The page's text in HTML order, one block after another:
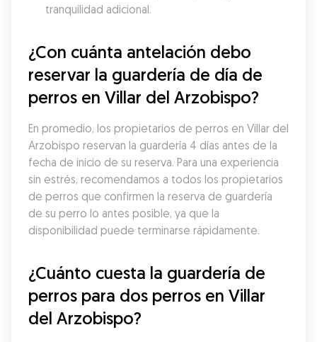
tranquilidad adicional.
¿Con cuánta antelación debo
reservar la guardería de día de
perros en Villar del Arzobispo?
En promedio, los propietarios de perros en Villar del
Arzobispo reservan la guardería 4 días antes de la
fecha de inicio de su reserva. Para una experiencia
sin estrés, recomendamos a todos los propietarios
de perros que confirmen la reserva de guardería
de su perro lo antes posible, ya que la
disponibilidad puede terminarse rápidamente.
¿Cuánto cuesta la guardería de
perros para dos perros en Villar
del Arzobispo?